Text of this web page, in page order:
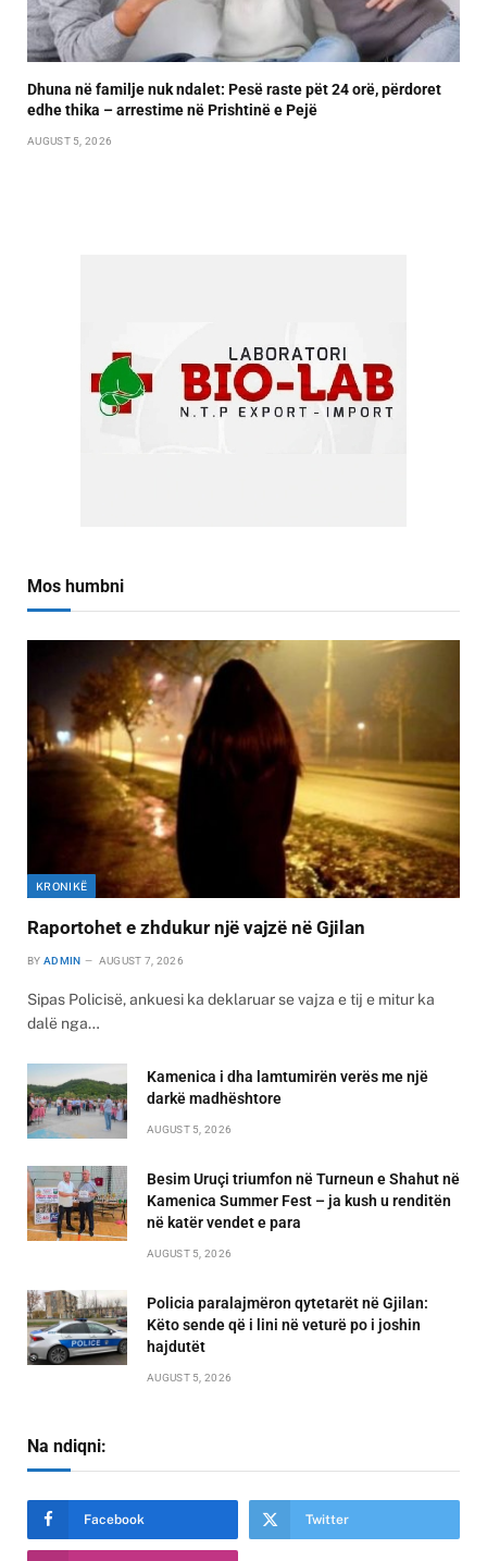
Dhuna në familje nuk ndalet: Pesë raste pët 24 orë, përdoret
edhe thika – arrestime në Prishtinë e Pejë
AUGUST 5, 2026
Mos humbni
KRONIKË
Raportohet e zhdukur një vajzë në Gjilan
BY ADMIN AUGUST 7, 2026
Sipas Policisë, ankuesi ka deklaruar se vajza e tij e mitur ka
dalë nga…
Kamenica i dha lamtumirën verës me një
darkë madhështore
AUGUST 5, 2026
Besim Uruçi triumfon në Turneun e Shahut në
Kamenica Summer Fest – ja kush u renditën
në katër vendet e para
AUGUST 5, 2026
Policia paralajmëron qytetarët në Gjilan:
Këto sende që i lini në veturë po i joshin
hajdutët
AUGUST 5, 2026
Na ndiqni:
Facebook Twitter